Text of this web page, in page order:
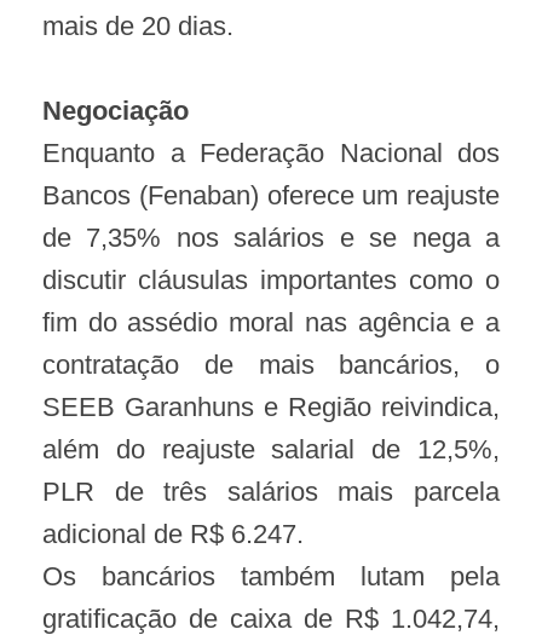
mais de 20 dias.
Negociação
Enquanto a Federação Nacional dos
Bancos (Fenaban) oferece um reajuste
de 7,35% nos salários e se nega a
discutir cláusulas importantes como o
fim do assédio moral nas agência e a
contratação de mais bancários, o
SEEB Garanhuns e Região reivindica,
além do reajuste salarial de 12,5%,
PLR de três salários mais parcela
adicional de R$ 6.247.
Os bancários também lutam pela
gratificação de caixa de R$ 1.042,74,